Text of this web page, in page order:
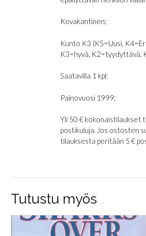
Kovakantinen;
Kunto K3 (K5=Uusi,
K3=hyvä, K2=tyydyttävä,
Saatavilla 1 kpl;
Painovuosi 1999;
Yli 50 € kokonaistilaukset
postikuluja. Jos ostosten
tilauksesta peritään 5 €
Tutustu myös